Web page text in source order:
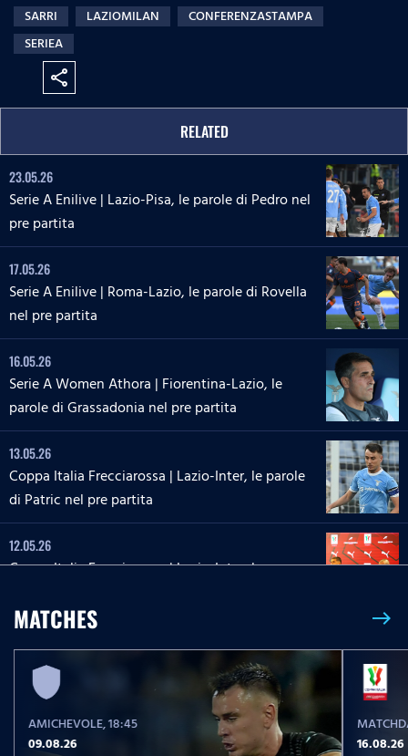
SARRI LAZIOMILAN
CONFERENZASTAMPA
SERIEA
share
RELATED
23.05.26
Serie A Enilive | Lazio-Pisa, le parole di Pedro nel
pre partita
17.05.26
Serie A Enilive | Roma-Lazio, le parole di Rovella
nel pre partita
16.05.26
Serie A Women Athora | Fiorentina-Lazio, le
parole di Grassadonia nel pre partita
13.05.26
Coppa Italia Frecciarossa | Lazio-Inter, le parole
di Patric nel pre partita
12.05.26
Coppa Italia Frecciarossa | Lazio-Inter, la
Serie A Enilive | Lazio-Inter, le parole di Dele-
Bashiru nel pre partita
04.05.26
MATCHES east
AMICHEVOLE, 18:45
09.08.26
16.08.26